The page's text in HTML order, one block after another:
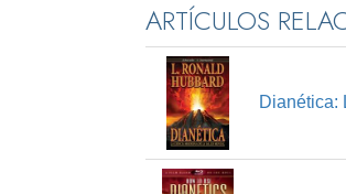
ARTÍCULOS
Dianética: